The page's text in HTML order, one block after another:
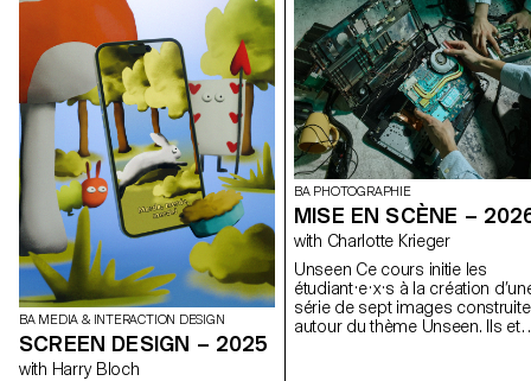
BA MEDIA & INTERACTION DESIGN
SCREEN DESIGN – 2025
with Harry Bloch
BA PHOTOGRAPHIE
MISE EN SCÈNE –
with Charlotte Krieger
Unseen Ce cours initie les
étudiant·e·x·s à la création
série de sept images
autour du thème Unseen. Ils et